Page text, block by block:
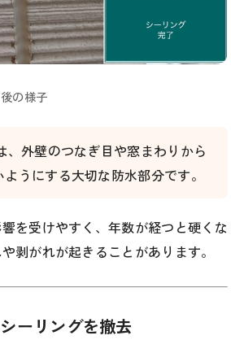
の様子
、外壁のつなぎ目や窓まわりから
うにする大切な防水部分です。
を受けやすく、年数が経つと硬くな
剥がれが起きることがあります。
ーリングを撤去